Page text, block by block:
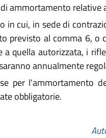
ammortamento relative
in cui, in sede di
previsto al comma 6, o
a quella autorizzata, i
annualmente
per l'ammortamento
obbligatorie.